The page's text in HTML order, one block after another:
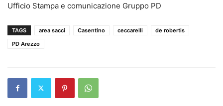
Ufficio Stampa e comunicazione Gruppo PD
TAGS area sacci Casentino ceccarelli
de robertis
PD Arezzo